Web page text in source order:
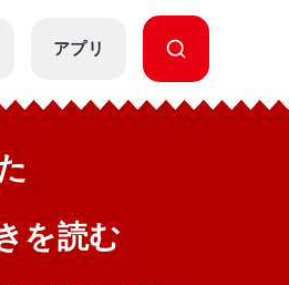
アプリ
を読む